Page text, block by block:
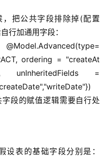
把公共字段排除掉(配置
行加通用字段：
ordering = "createAt
=
字段的赋值逻辑需要自行处
设表的基础字段分别是：